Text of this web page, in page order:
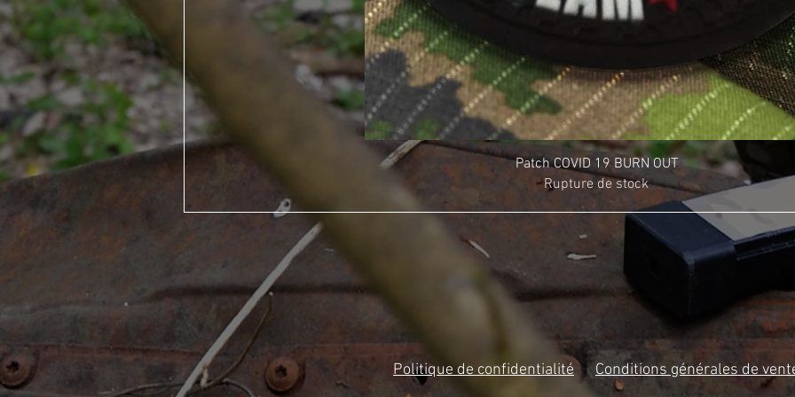
Patch COVID 19 BURN OUT
Rupture de stock
Politique de confidentialité Conditions générales de